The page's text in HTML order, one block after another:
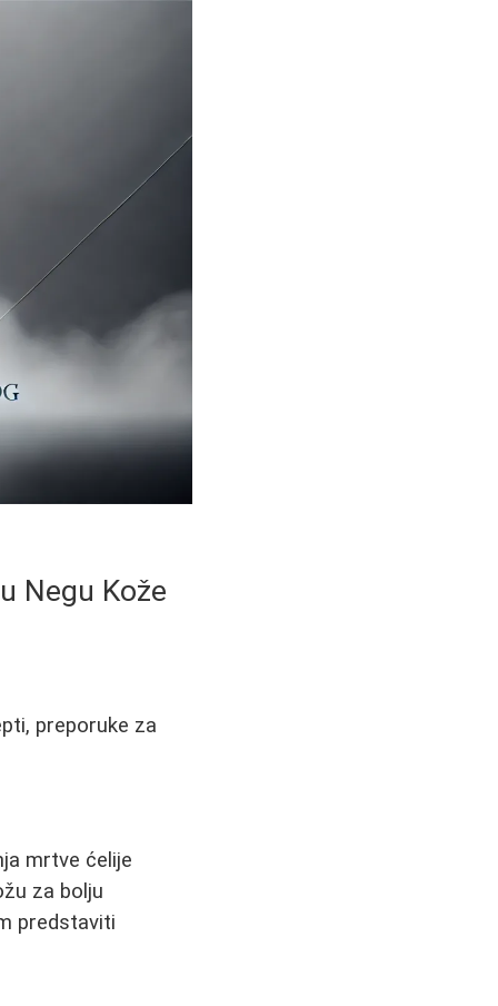
Negu Kože
preporuke za
mrtve ćelije
za bolju
predstaviti